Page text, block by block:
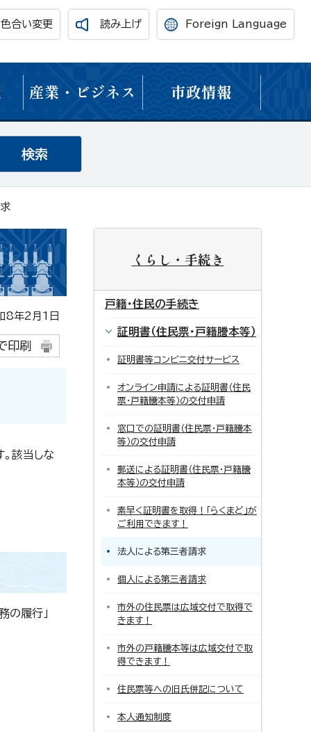
色合い変更 読み上げ Foreign Language
産業・ビジネス 市政情報
8年2月1日
印刷
該当しな
の履行」
くらし・手続き
戸籍・住民の手続き
証明書（住民票・戸籍謄本等）
証明書等コンビニ交付サービス
オンライン申請による証明書（住民
票・戸籍謄本等）の交付申請
窓口での証明書（住民票・戸籍謄本
等）の交付申請
郵送による証明書（住民票・戸籍謄
本等）の交付申請
素早く証明書を取得！「らくまど」が
ご利用できます！
法人による第三者請求
個人による第三者請求
市外の住民票は広域交付で取得で
きます！
市外の戸籍謄本等は広域交付で取
得できます！
住民票等への旧氏併記について
本人通知制度